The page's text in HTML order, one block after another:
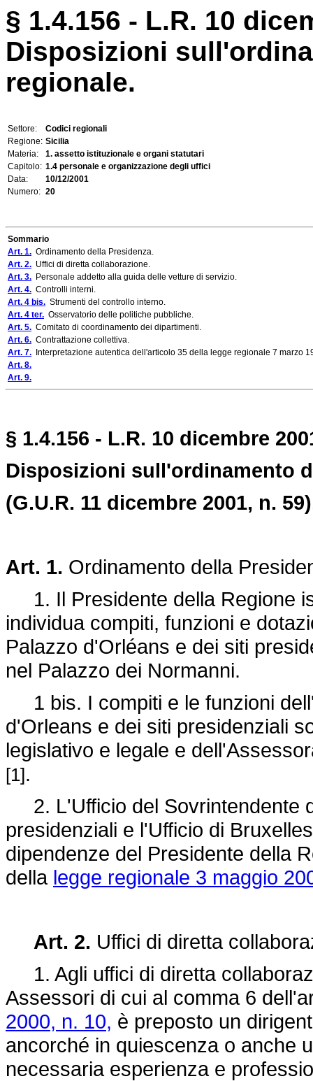
§ 1.4.156 - L.R. 10
Disposizioni
regionale.
Settore:
Codici regionali
Regione: Sicilia
Materia:
1. assetto istituzionale e organi statutari
Capitolo: 1.4 personale e organizzazione degli uffici
Data:
10/12/2001
Numero: 20
Sommario
Art. 1. Ordinamento della Presidenza.
Art. 2. Uffici di diretta collaborazione.
Art. 3. Personale addetto alla guida delle vetture di servizio.
Art. 4. Controlli interni.
Art. 4 bis. Strumenti del controllo interno.
Art. 4 ter. Osservatorio delle politiche pubbliche.
Art. 5. Comitato di coordinamento dei dipartimenti.
Art. 6. Contrattazione collettiva.
Art. 7. Interpretazione autentica dell'articolo 35 della legge regionale 7 marzo
Art. 8.
Art. 9.
§ 1.4.156 - L.R. 10 dicembre
Disposizioni sull'ordinamento
(G.U.R. 11 dicembre 2001, n.
Art. 1. Ordinamento della
1. Il Presidente della Regione
individua compiti, funzioni e
Palazzo d'Orléans e dei siti
nel Palazzo dei Normanni.
1 bis. I compiti e le funzioni
d'Orleans e dei siti presidenziali
legislativo e legale e
[1].
2. L'Ufficio del Sovrintendente
presidenziali e l'Ufficio di
dipendenze del Presidente della
della legge regionale 3 maggio
Art. 2. Uffici di diretta
1. Agli uffici di diretta
Assessori di cui al comma 6
2000, n. 10, è preposto un
ancorché in quiescenza o anche
necessaria esperienza e